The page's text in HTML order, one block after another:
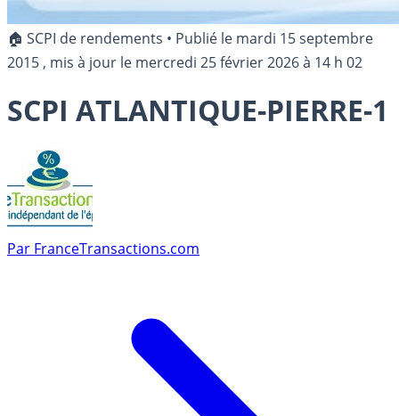
🏠 SCPI de rendements • Publié le mardi 15 septembre
2015 , mis à jour le mercredi 25 février 2026 à 14 h 02
SCPI ATLANTIQUE-PIERRE-1
Par FranceTransactions.com